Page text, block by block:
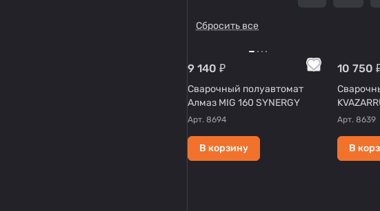
Сбросить все
9 140 ₽
Сварочный полуавтомат
Алмаз MIG 160 SYNERGY
Арт. 8694
В корзину
10 750
Арт. 8639
В